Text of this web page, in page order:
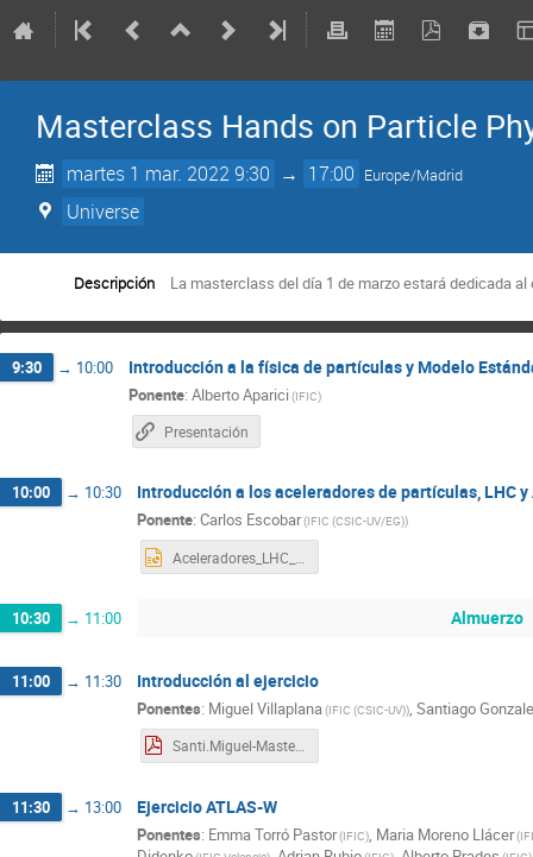
Masterclass Hands on Particle
martes 1 mar. 2022 9:30 → 17:00 Europe/Madrid
Universe
Descripción La masterclass del día 1 de marzo estará dedicada
9:30 → 10:00 Introducción a la física de partículas y Modelo
Ponente: Alberto Aparici(IFIC)
Presentación
10:00 → 10:30 Introducción a los aceleradores de partículas, LHC y
Ponente: Carlos Escobar(IFIC (CSIC-UV/EG))
10:30 → 11:00 Almuerzo
11:00 → 11:30 Introducción al ejercicio
Ponentes: Miguel Villaplana(IFIC (CSIC-UV)), Santiago
Santi.Miguel-Masterclass_2022.pdf
11:30 → 13:00 Ejercicio ATLAS-W
Ponentes: Emma Torró Pastor(IFIC) Maria Moreno Llácer(